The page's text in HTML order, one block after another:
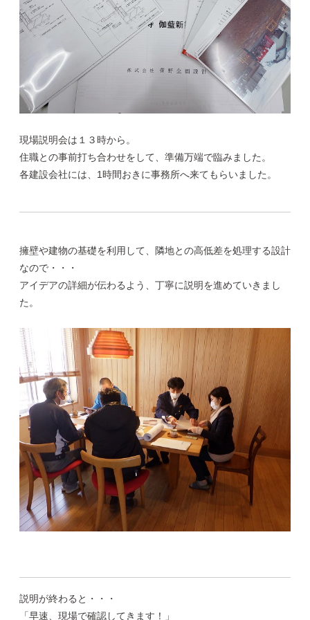
現場説明会は１３時から。
住職との事前打ち合わせをして、準備万端で臨みました。
各建設会社には、1時間おきに事務所へ来てもらいました。
擁壁や建物の基礎を利用して、隣地との高低差を処理する設計
なので・・・
アイデアの詳細が伝わるよう、丁寧に説明を進めていきまし
た。
説明が終わると・・・
「早速、現場で確認してきます！」